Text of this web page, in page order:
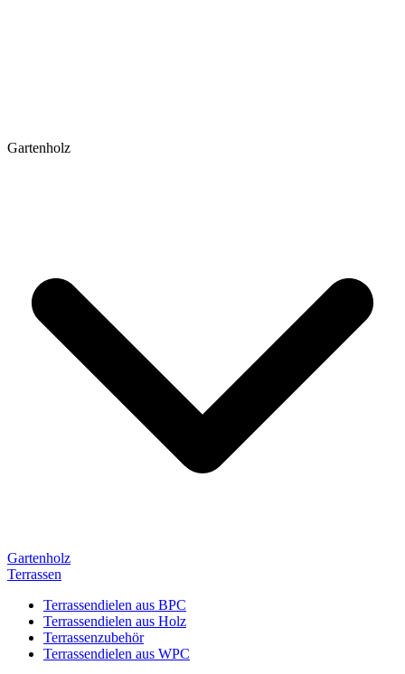
Gartenholz
Gartenholz
Terrassen
Terrassendielen aus BPC
Terrassendielen aus Holz
Terrassenzubehör
Terrassendielen aus WPC